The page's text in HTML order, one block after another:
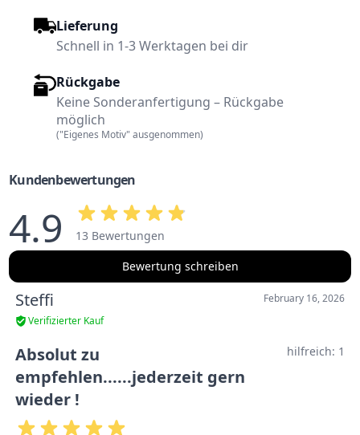
Lieferung
Schnell in 1-3 Werktagen bei dir
Rückgabe
Keine Sonderanfertigung – Rückgabe
möglich
("Eigenes Motiv" ausgenommen)
Kundenbewertungen
4.9
13 Bewertungen
Bewertung schreiben
Steffi
Verifizierter Kauf
February 16, 2026
Absolut zu
empfehlen......jederzeit gern
wieder !
hilfreich: 1